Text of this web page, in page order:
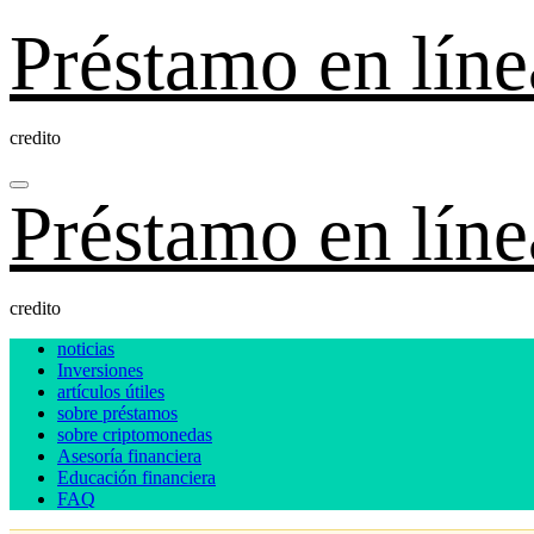
contenido
Préstamo en
credito
Préstamo en
credito
noticias
Inversiones
artículos útiles
sobre préstamos
sobre criptomonedas
Asesoría financiera
Educación financiera
FAQ